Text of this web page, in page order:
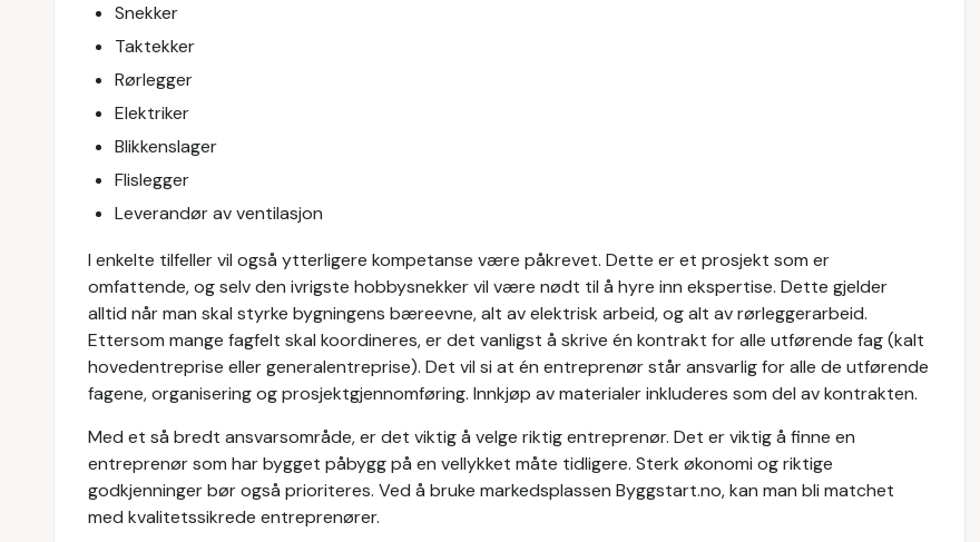
Snekker
Taktekker
Rørlegger
Elektriker
Blikkenslager
Flislegger
Leverandør av ventilasjon
I enkelte tilfeller vil også ytterligere kompetanse være påkrevet. Dette er et prosjekt som er
omfattende, og selv den ivrigste hobbysnekker vil være nødt til å hyre inn ekspertise. Dette gjelder
alltid når man skal styrke bygningens bæreevne, alt av elektrisk arbeid, og alt av rørleggerarbeid.
Ettersom mange fagfelt skal koordineres, er det vanligst å skrive én kontrakt for alle utførende fag (kalt
hovedentreprise eller generalentreprise). Det vil si at én entreprenør står ansvarlig for alle de utførende
fagene, organisering og prosjektgjennomføring. Innkjøp av materialer inkluderes som del av kontrakten.
Med et så bredt ansvarsområde, er det viktig å velge riktig entreprenør. Det er viktig å finne en
entreprenør som har bygget påbygg på en vellykket måte tidligere. Sterk økonomi og riktige
godkjenninger bør også prioriteres. Ved å bruke markedsplassen Byggstart.no, kan man bli matchet
med kvalitetssikrede entreprenører.